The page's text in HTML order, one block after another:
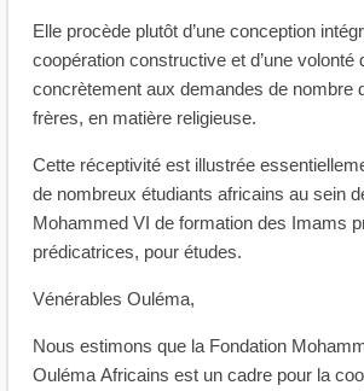
Elle procède plutôt d’une conception
coopération constructive et d’une volonté
concrètement aux demandes de nombre
frères, en matière religieuse.
Cette réceptivité est illustrée
de nombreux étudiants africains au sein
Mohammed VI de formation des Imams
prédicatrices, pour études.
Vénérables Ouléma,
Nous estimons que la Fondation
Ouléma Africains est un cadre pour la